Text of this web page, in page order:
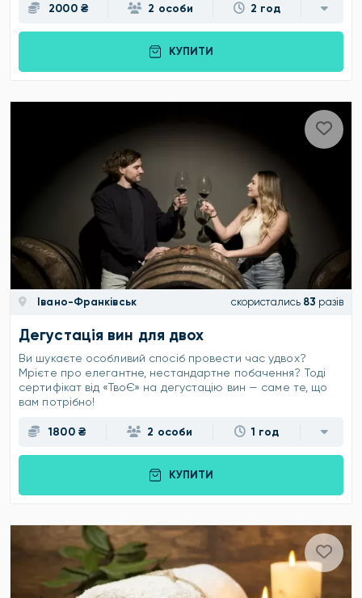
2000 ₴ 2 особи 2 год
КУПИТИ
Івано-Франківськ скористались 83 разів
Дегустація вин для двох
Ви шукаєте особливий спосіб провести час удвох?
Мрієте про елегантне, нестандартне побачення? Тоді
сертифікат від «ТвоЄ» на дегустацію вин — саме те, що
вам потрібно!
1800 ₴ 2 особи 1 год
КУПИТИ